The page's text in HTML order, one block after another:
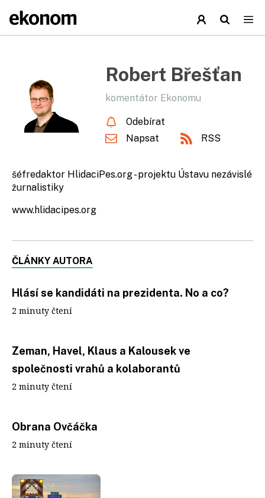
Robert Břešťan
komentátor Ekonomu
Odebírat
Napsat
RSS
šéfredaktor HlidaciPes.org - projektu Ústavu nezávislé
žurnalistiky
www.hlidacipes.org
ČLÁNKY AUTORA
Hlásí se kandidáti na prezidenta. No a co?
2 minuty čtení
Zeman, Havel, Klaus a Kalousek ve
společnosti vrahů a kolaborantů
2 minuty čtení
Obrana Ovčáčka
2 minuty čtení